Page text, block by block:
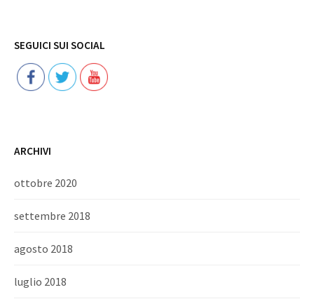
SEGUICI SUI SOCIAL
ARCHIVI
ottobre 2020
settembre 2018
agosto 2018
luglio 2018